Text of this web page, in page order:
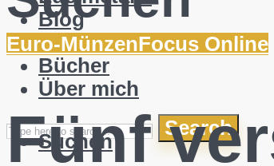
Search
Blog
English
Bücher
Über mich
Suchen
Euro-MünzenFocus Online
Fünf